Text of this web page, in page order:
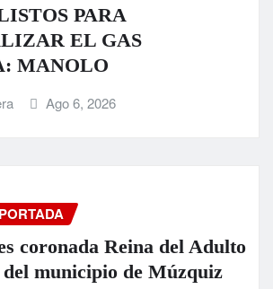
PARA
EL GAS
MANOLO
Ago 6, 2026
PORTADA
coronada Reina del Adulto
municipio de Múzquiz